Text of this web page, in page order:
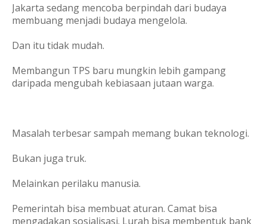
Jakarta sedang mencoba berpindah dari budaya
membuang menjadi budaya mengelola.
Dan itu tidak mudah.
Membangun TPS baru mungkin lebih gampang
daripada mengubah kebiasaan jutaan warga.
Masalah terbesar sampah memang bukan teknologi.
Bukan juga truk.
Melainkan perilaku manusia.
Pemerintah bisa membuat aturan. Camat bisa
mengadakan sosialisasi. Lurah bisa membentuk bank